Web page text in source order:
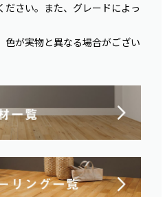
ださい。また、グレードによっ
が実物と異なる場合がござい